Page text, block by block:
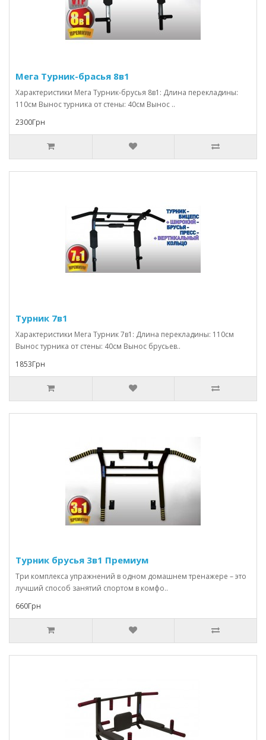
Мега Турник-брасья 8в1
Характеристики Мега Турник-брусья 8в1: Длина перекладины:
110см Вынос турника от стены: 40см Вынос ..
2300Грн
Турник 7в1
Характеристики Мега Турник 7в1: Длина перекладины: 110см
Вынос турника от стены: 40см Вынос брусьев..
1853Грн
Турник брусья 3в1 Премиум
Три комплекса упражнений в одном домашнем тренажере – это
лучший способ занятий спортом в комфо..
660Грн